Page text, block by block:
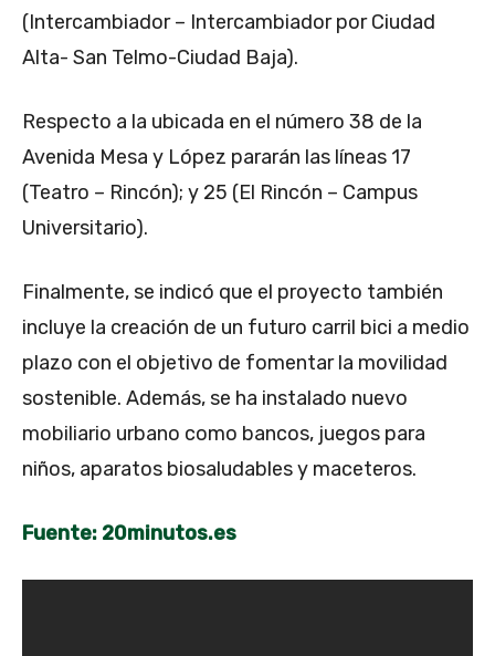
(Intercambiador – Intercambiador por Ciudad
Alta- San Telmo-Ciudad Baja).
Respecto a la ubicada en el número 38 de la
Avenida Mesa y López pararán las líneas 17
(Teatro – Rincón); y 25 (El Rincón – Campus
Universitario).
Finalmente, se indicó que el proyecto también
incluye la creación de un futuro carril bici a medio
plazo con el objetivo de fomentar la movilidad
sostenible. Además, se ha instalado nuevo
mobiliario urbano como bancos, juegos para
niños, aparatos biosaludables y maceteros.
Fuente: 20minutos.es